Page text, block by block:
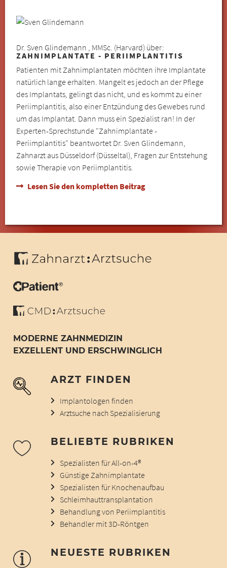
Dr. Sven Glindemann , MMSc. (Harvard) über:
ZAHNIMPLANTATE - PERIIMPLANTITIS
Patienten mit Zahnimplantaten möchten ihre Implantate
natürlich lange erhalten. Mangelt es jedoch an der Pflege
des Implantats, gelingt das nicht, und es kommt zu einer
Periimplantitis, also einer Entzündung des Gewebes rund
um das Implantat. Dann muss ein Spezialist ran! In der
Experten-Sprechstunde "Zahnimplantate -
Periimplantitis" beantwortet Dr. Sven Glindemann,
Zahnarzt aus Düsseldorf (Düsseltal), Fragen zur Entstehung
sowie Therapie von Periimplantitis.
Lesen Sie den kompletten Beitrag
MODERNE ZAHNMEDIZIN
EXZELLENT UND ERSCHWINGLICH
ARZT FINDEN
Implantologen finden
Arztsuche nach Spezialisierung
BELIEBTE RUBRIKEN
Spezialisten für All-on-4®
Günstige Zahnimplantate
Spezialisten für Knochenaufbau
Schleimhauttransplantation
Behandlung von Periimplantitis
Behandler mit 3D-Röntgen
NEUESTE RUBRIKEN